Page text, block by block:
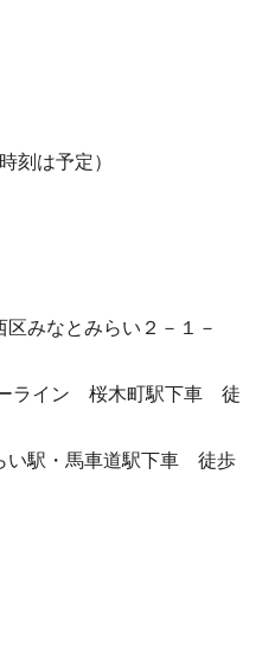
刻は予定）
みなとみらい２－１－
ーライン 桜木町駅下車 徒
い駅・馬車道駅下車 徒歩